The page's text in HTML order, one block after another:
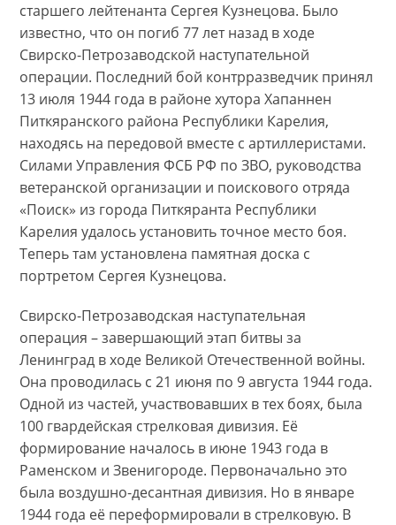
старшего лейтенанта Сергея Кузнецова. Было
известно, что он погиб 77 лет назад в ходе
Свирско-Петрозаводской наступательной
операции. Последний бой контрразведчик принял
13 июля 1944 года в районе хутора Хапаннен
Питкяранского района Республики Карелия,
находясь на передовой вместе с артиллеристами.
Силами Управления ФСБ РФ по ЗВО, руководства
ветеранской организации и поискового отряда
«Поиск» из города Питкяранта Республики
Карелия удалось установить точное место боя.
Теперь там установлена памятная доска с
портретом Сергея Кузнецова.
Свирско-Петрозаводская наступательная
операция – завершающий этап битвы за
Ленинград в ходе Великой Отечественной войны.
Она проводилась с 21 июня по 9 августа 1944 года.
Одной из частей, участвовавших в тех боях, была
100 гвардейская стрелковая дивизия. Её
формирование началось в июне 1943 года в
Раменском и Звенигороде. Первоначально это
была воздушно-десантная дивизия. Но в январе
1944 года её переформировали в стрелковую. В